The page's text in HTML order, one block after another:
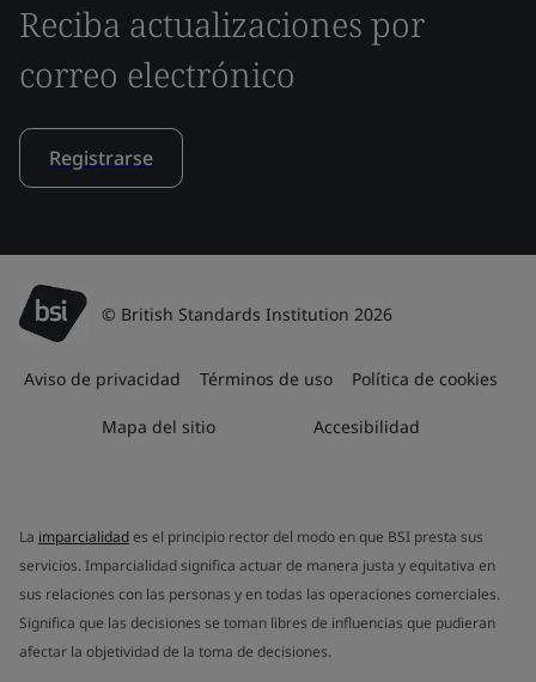
Reciba actualizaciones por
correo electrónico
Registrarse
© British Standards Institution 2026
Aviso de privacidad Términos de uso Política de cookies
Mapa del sitio Accesibilidad
La imparcialidades el principio rector del modo en que BSI presta sus
servicios. Imparcialidad significa actuar de manera justa y equitativa en
sus relaciones con las personas y en todas las operaciones comerciales.
Significa que las decisiones se toman libres de influencias que pudieran
afectar la objetividad de la toma de decisiones.